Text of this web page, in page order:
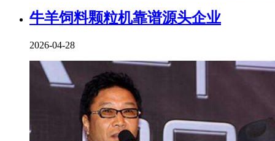
牛羊饲料颗粒机靠谱源头企业
2026-04-28